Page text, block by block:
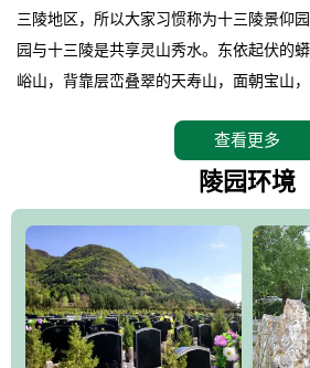
三陵地区，所以大家习惯称为十三陵景仰
园与十三陵是共享灵山秀水。东依起伏的
峪山，背靠层峦叠翠的天寿山，面朝宝山
座陵园地处天寿山的环抱之中，四周群山
天枫叶艳红欲滴，冬天银装素裹分外妖娆
赞叹："景仰园真乃浑然天成的人生后花园
盎然，既有山川大聚的龙脉气魄，又有藏
陵是世间稀有的地形宝地，也是我们让逝
灵穴，安息之宝地。
查看更多
陵园环境